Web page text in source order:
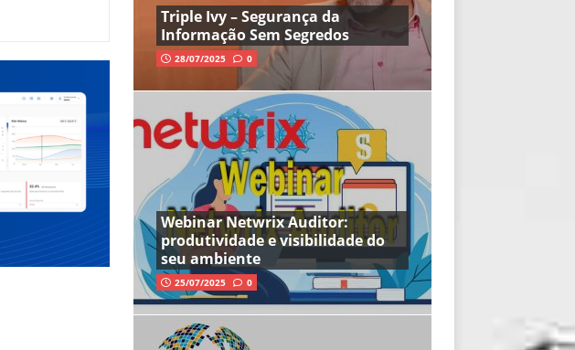
Triple Ivy – Segurança da
Informação Sem Segredos
28/07/2025 0
Webinar Netwrix Auditor:
produtividade e visibilidade do
seu ambiente
25/07/2025 0